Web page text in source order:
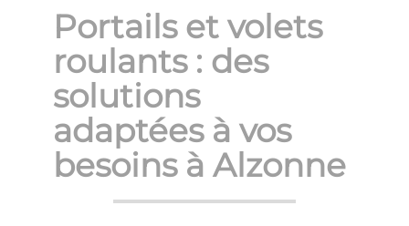
Portails et volets
roulants : des
solutions
adaptées à vos
besoins à Alzonne